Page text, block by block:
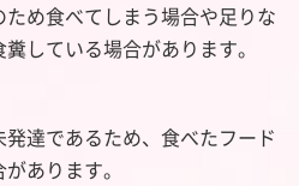
め食べてしまう場合や足りな
している場合があります。
達であるため、食べたフード
あります。